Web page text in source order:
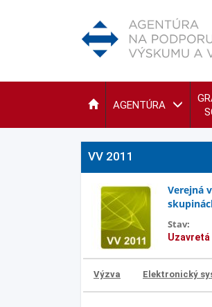
AGENTÚRA
VV 2011
Verejná
Stav:
Uzavretá
Výzva Elektronický